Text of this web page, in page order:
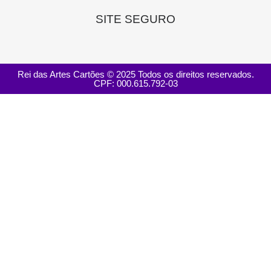
SITE SEGURO
Rei das Artes Cartões © 2025 Todos os direitos reservados.
CPF: 000.615.792-03